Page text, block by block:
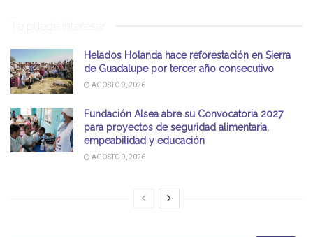
Te puede interesar
Helados Holanda hace reforestación en Sierra
de Guadalupe por tercer año consecutivo
AGOSTO 9, 2026
Fundación Alsea abre su Convocatoria 2027
para proyectos de seguridad alimentaria,
empeabilidad y educación
AGOSTO 9, 2026